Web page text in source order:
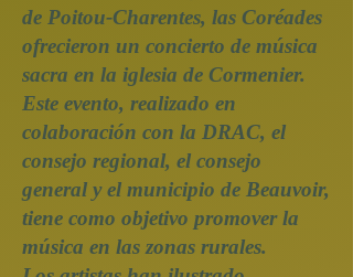
de Poitou-Charentes, las Coréades
ofrecieron un concierto de música
sacra en la iglesia de Cormenier.
Este evento, realizado en
colaboración con la DRAC, el
consejo regional, el consejo
general y el municipio de Beauvoir,
tiene como objetivo promover la
música en las zonas rurales.